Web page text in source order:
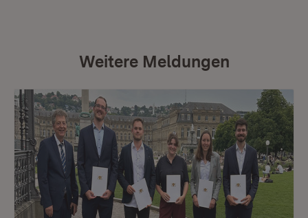
Weitere Meldungen